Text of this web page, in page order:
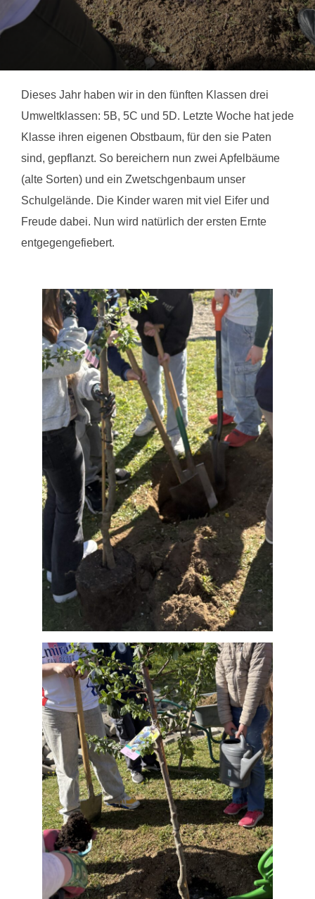
Dieses Jahr haben wir in den fünften Klassen drei
Umweltklassen: 5B, 5C und 5D. Letzte Woche hat jede
Klasse ihren eigenen Obstbaum, für den sie Paten
sind, gepflanzt. So bereichern nun zwei Apfelbäume
(alte Sorten) und ein Zwetschgenbaum unser
Schulgelände. Die Kinder waren mit viel Eifer und
Freude dabei. Nun wird natürlich der ersten Ernte
entgegengefiebert.